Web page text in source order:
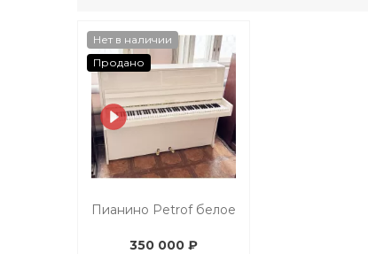
Нет в наличии
Продано
Пианино Petrof белое
350 000 ₽